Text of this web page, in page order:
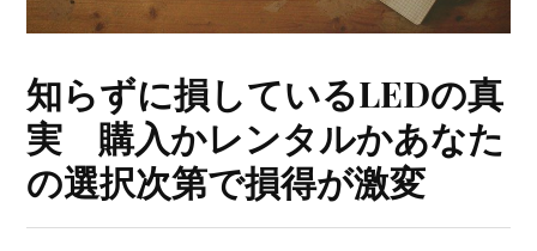
知らずに損しているLEDの真
実 購入かレンタルかあなた
の選択次第で損得が激変